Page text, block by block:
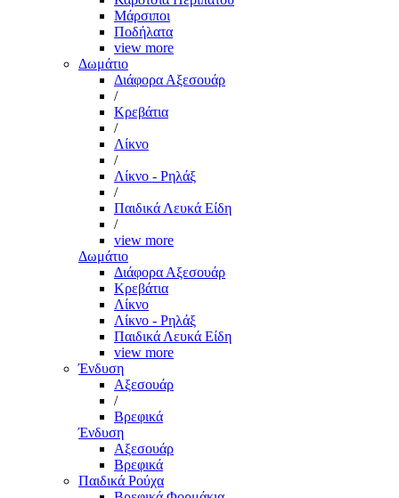
Μάρσιποι
Ποδήλατα
view more
Δωμάτιο
Διάφορα Αξεσουάρ
/
Κρεβάτια
/
Λίκνο
/
Λίκνο - Ρηλάξ
/
Παιδικά Λευκά Είδη
/
view more
Δωμάτιο
Διάφορα Αξεσουάρ
Κρεβάτια
Λίκνο
Λίκνο - Ρηλάξ
Παιδικά Λευκά Είδη
view more
Ένδυση
Αξεσουάρ
/
Βρεφικά
Ένδυση
Αξεσουάρ
Βρεφικά
Παιδικά Ρούχα